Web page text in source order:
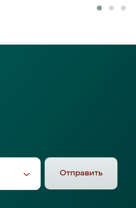
Отправить